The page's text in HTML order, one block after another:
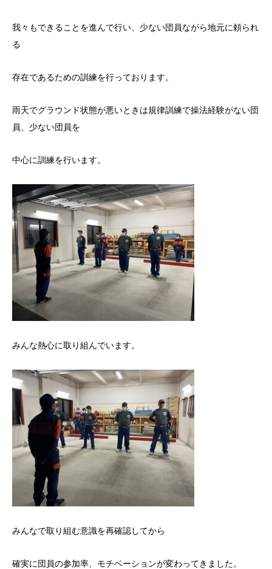
我々もできることを進んで行い、少ない団員ながら地元に頼られ
る
存在であるための訓練を行っております。
雨天でグラウンド状態が悪いときは規律訓練で操法経験がない団
員、少ない団員を
中心に訓練を行います。
みんな熱心に取り組んでいます。
みんなで取り組む意識を再確認してから
確実に団員の参加率、モチベーションが変わってきました。